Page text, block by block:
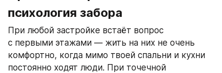
психология забора
При любой застройке встаёт вопрос
с первыми этажами — жить на них не очень
комфортно, когда мимо твоей спальни и кухни
постоянно ходят люди. При точечной